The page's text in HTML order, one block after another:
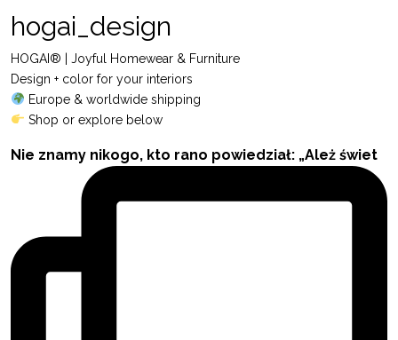
hogai_design
HOGAI® | Joyful Homewear & Furniture
Design + color for your interiors
Europe & worldwide shipping
Shop or explore below
Nie znamy nikogo, kto rano powiedział: „Ależ świet